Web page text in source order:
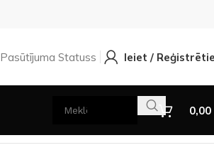
Pasūtījuma Statuss Ieiet /
0,00